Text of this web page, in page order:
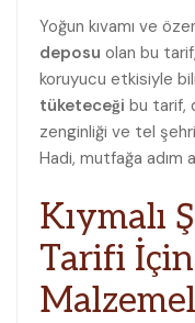
Yoğun kıvamı ve
deposu olan bu
koruyucu etkisiyle
tüketeceği bu tarif,
zenginliği ve tel
Hadi, mutfağa adım
Kıymalı
Tarifi